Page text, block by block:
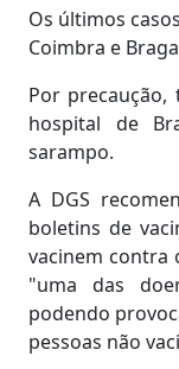
Os últimos
Coimbra e
Por
hospital de
sarampo.
A DGS
boletins de
vacinem contra
"uma das
podendo
pessoas não